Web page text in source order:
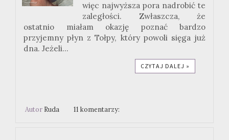
więc najwyższa pora nadrobić te
zaległości. Zwłaszcza, że
ostatnio miałam okazję poznać bardzo
przyjemny płyn z Tołpy, który powoli sięga już
dna. Jeżeli...
CZYTAJ DALEJ »
Autor Ruda 11 komentarzy: